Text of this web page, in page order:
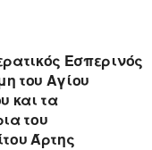
Εσπερινός
του Αγίου
και τα
του
Άρτης